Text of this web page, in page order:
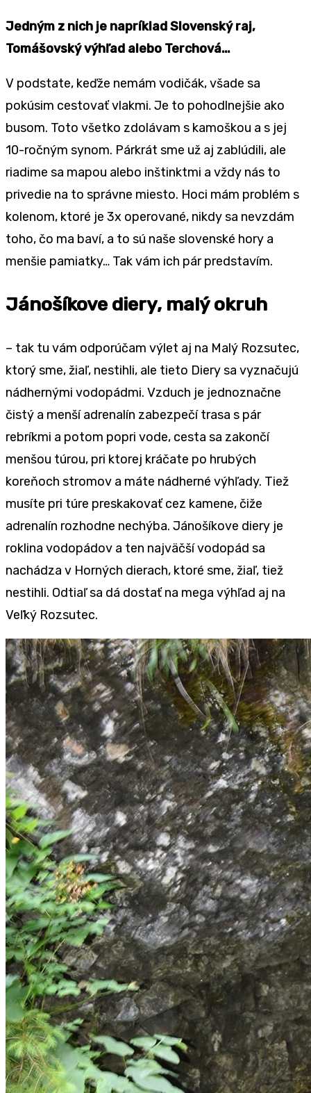
Jedným z nich je napríklad Slovenský raj,
Tomášovský výhľad alebo Terchová…
V podstate, keďže nemám vodičák, všade sa
pokúsim cestovať vlakmi. Je to pohodlnejšie ako
busom. Toto všetko zdolávam s kamoškou a s jej
10-ročným synom. Párkrát sme už aj zablúdili, ale
riadime sa mapou alebo inštinktmi a vždy nás to
privedie na to správne miesto. Hoci mám problém s
kolenom, ktoré je 3x operované, nikdy sa nevzdám
toho, čo ma baví, a to sú naše slovenské hory a
menšie pamiatky… Tak vám ich pár predstavím.
Jánošíkove diery, malý okruh
– tak tu vám odporúčam výlet aj na Malý Rozsutec,
ktorý sme, žiaľ, nestihli, ale tieto Diery sa vyznačujú
nádhernými vodopádmi. Vzduch je jednoznačne
čistý a menší adrenalín zabezpečí trasa s pár
rebríkmi a potom popri vode, cesta sa zakončí
menšou túrou, pri ktorej kráčate po hrubých
koreňoch stromov a máte nádherné výhľady. Tiež
musíte pri túre preskakovať cez kamene, čiže
adrenalín rozhodne nechýba. Jánošíkove diery je
roklina vodopádov a ten najväčší vodopád sa
nachádza v Horných dierach, ktoré sme, žiaľ, tiež
nestihli. Odtiaľ sa dá dostať na mega výhľad aj na
Veľký Rozsutec.